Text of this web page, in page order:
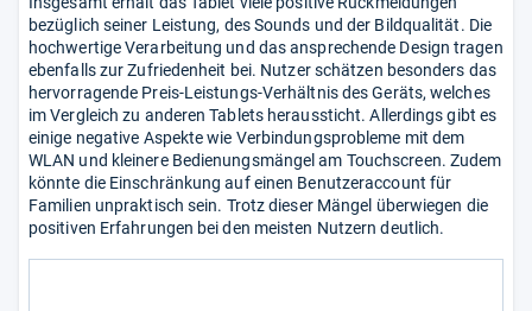
bezüglich seiner Leistung, des Sounds und der Bildqualität. Die
hochwertige Verarbeitung und das ansprechende Design tragen
ebenfalls zur Zufriedenheit bei. Nutzer schätzen besonders das
hervorragende Preis-Leistungs-Verhältnis des Geräts, welches
im Vergleich zu anderen Tablets heraussticht. Allerdings gibt es
einige negative Aspekte wie Verbindungsprobleme mit dem
WLAN und kleinere Bedienungsmängel am Touchscreen. Zudem
könnte die Einschränkung auf einen Benutzeraccount für
Familien unpraktisch sein. Trotz dieser Mängel überwiegen die
positiven Erfahrungen bei den meisten Nutzern deutlich.